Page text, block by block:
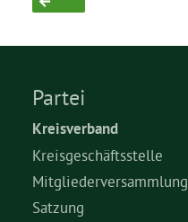
Grüne Jugend
CampusGrün
Aktuelles
Partei
Kreisverband
Kreisgeschäftsstelle
Mitgliederversammlung
Satzung